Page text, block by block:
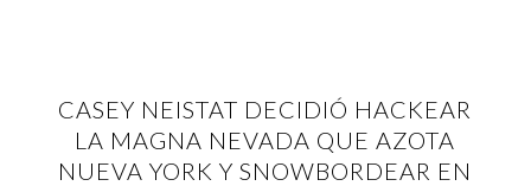
CASEY NEISTAT DECIDIÓ HACKEAR
LA MAGNA NEVADA QUE AZOTA
NUEVA YORK Y SNOWBORDEAR EN